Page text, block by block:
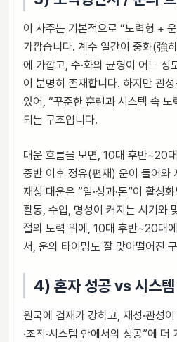
이 사주는 기본적으로 “노력형 +
가깝습니다. 계수 일간이 중화(強
에 가깝고, 수·화의 균형이 어느 정
이 분명히 존재합니다. 하지만 관성
있어, “꾸준한 훈련과 시스템 속
되는 구조입니다.
대운 흐름을 보면, 10대 후반~20
중반 이후 정유(편재) 운이 들어와
재성 대운은 “일·성과·돈”이 활성
활동, 수입, 명성이 커지는 시기와
절의 노력 위에, 10대 후반~20대
서, 운의 타이밍도 잘 맞아떨어진
4) 혼자 성공 vs 시스
원국에 겁재가 강하고, 재성·관성
·조직·시스템 안에서의 성공”에